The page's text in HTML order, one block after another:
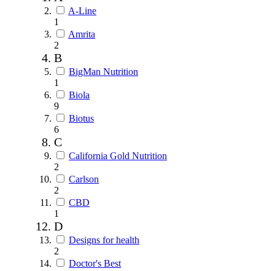
A-Line
1
Amrita
2
B
BigMan Nutrition
1
Biola
9
Biotus
6
C
California Gold Nutrition
2
Carlson
2
CBD
1
D
Designs for health
2
Doctor's Best